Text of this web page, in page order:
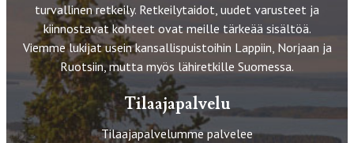
turvallinen retkeily. Retkeilytaidot, uudet varusteet ja
kiinnostavat kohteet ovat meille tärkeää sisältöä.
Viemme lukijat usein kansallispuistoihin Lappiin, Norjaan ja
Ruotsiin, mutta myös lähiretkille Suomessa.
Tilaajapalvelu
Tilaajapalvelumme palvelee